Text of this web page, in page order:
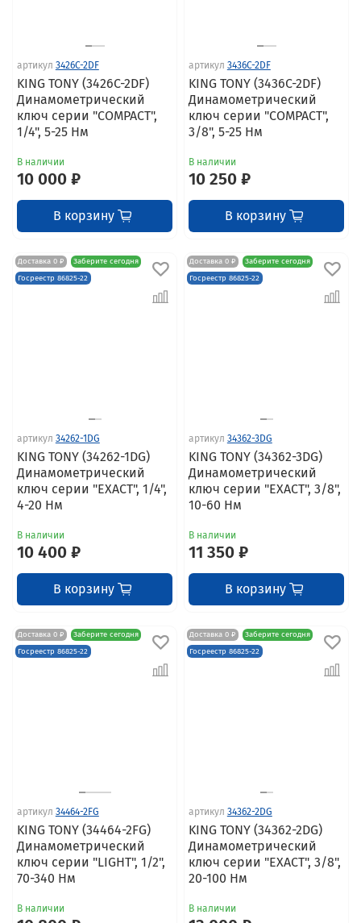
артикул 3426C-2DF
KING TONY (3426C-2DF)
Динамометрический
ключ серии "COMPACT",
1/4", 5-25 Нм
В наличии
10 000 ₽
В корзину
артикул 3436C-2DF
KING TONY (3436C-2DF)
Динамометрический
ключ серии "COMPACT",
3/8", 5-25 Нм
В наличии
10 250 ₽
В корзину
Доставка 0 ₽
Заберите сегодня
Госреестр 86825-22
артикул 34262-1DG
KING TONY (34262-1DG)
Динамометрический
ключ серии "EXACT", 1/4",
4-20 Нм
В наличии
10 400 ₽
В корзину
Доставка 0 ₽
Заберите сегодня
Госреестр 86825-22
артикул 34362-3DG
KING TONY (34362-3DG)
Динамометрический
ключ серии "EXACT", 3/8",
10-60 Нм
В наличии
11 350 ₽
В корзину
Доставка 0 ₽
Заберите сегодня
Госреестр 86825-22
артикул 34464-2FG
KING TONY (34464-2FG)
Динамометрический
ключ серии "LIGHT", 1/2",
70-340 Нм
В наличии
Доставка 0 ₽
Заберите сегодня
Госреестр 86825-22
артикул 34362-2DG
KING TONY (34362-2DG)
Динамометрический
ключ серии "EXACT", 3/8",
20-100 Нм
В наличии